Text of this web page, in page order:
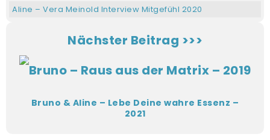
Aline – Vera Meinold Interview Mitgefühl 2020
Bruno – Lockdown-Retreat 2020
Bruno & Aline Gesundheitsonline Kongress 2022
Bruno – Blaupause TV Live 2020
Bruno & Aline – Konfliktstransformations-Kongress 2022
Nächster Beitrag >>>
Bruno & Aline – Lebe Deine wahre Essenz –
2021